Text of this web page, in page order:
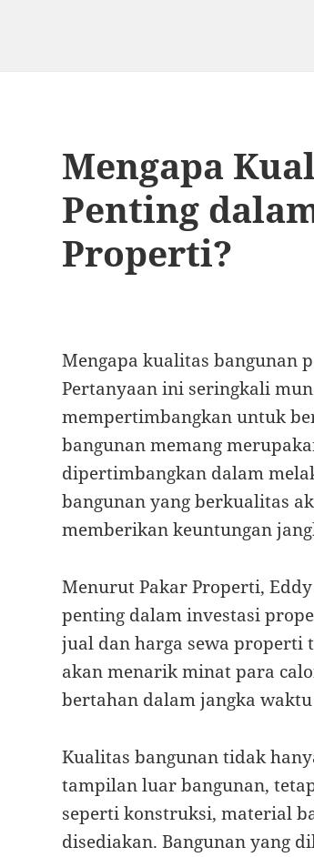
Mengapa
Penting
Properti?
Mengapa kualitas bangunan
Pertanyaan ini seringkali
mempertimbangkan untuk
bangunan memang
dipertimbangkan dalam
bangunan yang berkualitas
memberikan keuntungan
Menurut Pakar Properti,
penting dalam investasi
jual dan harga sewa properti
akan menarik minat para
bertahan dalam jangka
Kualitas bangunan tidak
tampilan luar bangunan,
seperti konstruksi, material
disediakan. Bangunan yang